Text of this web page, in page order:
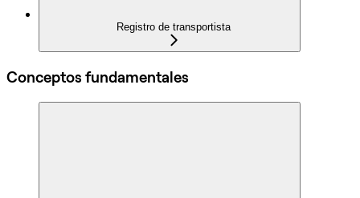
Registro de transportista
Conceptos fundamentales